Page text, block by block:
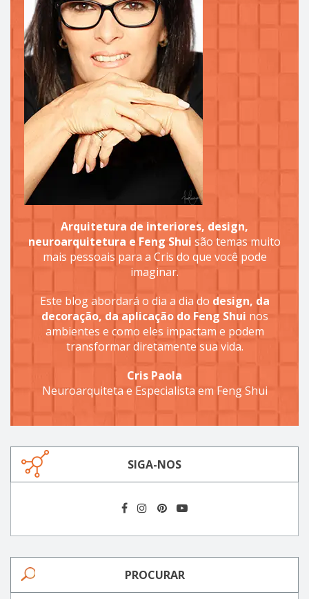
Arquitetura de interiores, design,
neuroarquitetura e Feng Shui são temas muito
mais pessoais para a Cris do que você pode
imaginar.
Este blog abordará o dia a dia do design, da
decoração, da aplicação do Feng Shui nos
ambientes e como eles impactam e podem
transformar diretamente sua vida.
Cris Paola
Neuroarquiteta e Especialista em Feng Shui
SIGA-NOS
PROCURAR